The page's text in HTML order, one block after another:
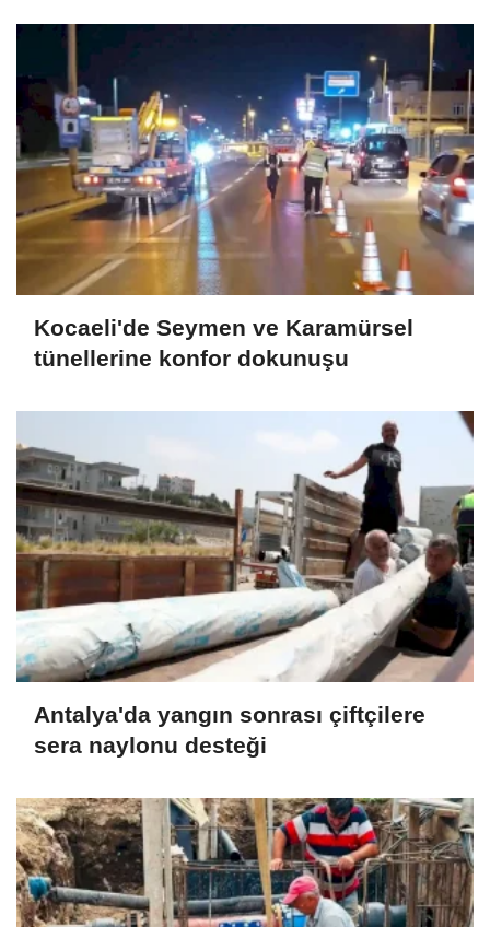
Kocaeli'de Seymen ve Karamürsel
tünellerine konfor dokunuşu
Antalya'da yangın sonrası çiftçilere
sera naylonu desteği